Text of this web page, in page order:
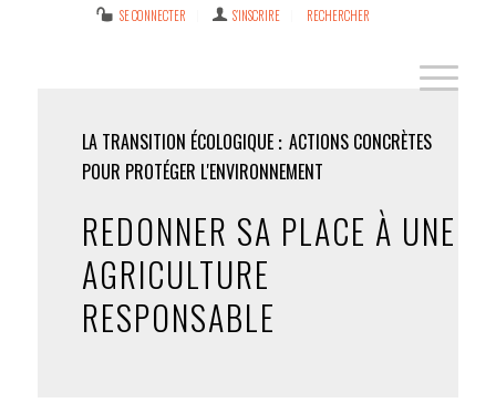
SE CONNECTER S’INSCRIRE RECHERCHER
LA TRANSITION ÉCOLOGIQUE
ACTIONS CONCRÈTES
POUR PROTÉGER L'ENVIRONNEMENT
REDONNER SA PLACE À UNE
AGRICULTURE
RESPONSABLE